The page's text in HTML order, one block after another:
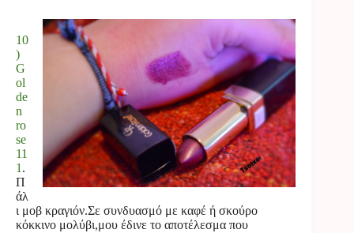
10
)
G
ol
de
n
ro
se
11
1 .
Π
άλ
ι μοβ κραγιόν.Σε συνδυασμό με καφέ ή σκούρο
κόκκινο μολύβι,μου έδινε το αποτέλεσμα που